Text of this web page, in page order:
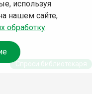
используя
нашем сайте,
обработку.
Спроси библиотекаря